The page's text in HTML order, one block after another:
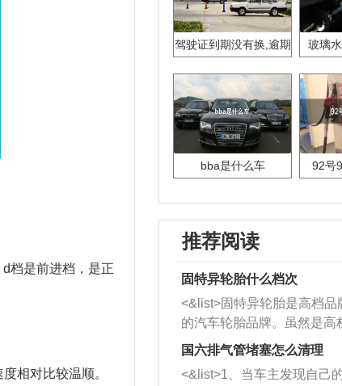
档是前进档，是正
相对比较温顺。
驾驶证到期没有换,逾期
玻璃
bba是什么车 92号
推荐阅读
固特异轮胎什么档次
<&list>固特异轮胎是高档品
的汽车轮胎品牌。虽然是高
牌，但是中高低端的轮胎都
也是为了更好的开拓市场。
国六排气管堵塞怎么清理
<&list>1、当车主发现自己